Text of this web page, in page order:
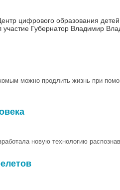
цифрового образования
Губернатор Владимир
можно продлить жизнь при
новую технологию